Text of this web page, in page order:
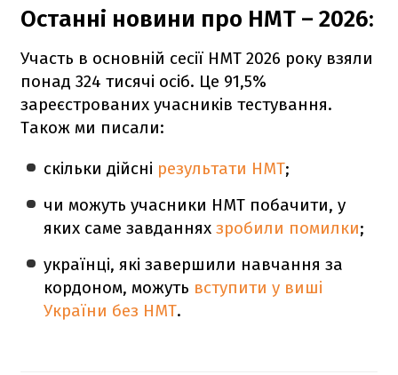
Останні новини про НМТ – 2026:
Участь в основній сесії НМТ 2026 року взяли
понад 324 тисячі осіб. Це 91,5%
зареєстрованих учасників тестування.
Також ми писали:
скільки дійсні результати НМТ;
чи можуть учасники НМТ побачити, у
яких саме завданняхзробили помилки;
українці, які завершили навчання за
кордоном, можуть вступити у виші
України без НМТ.